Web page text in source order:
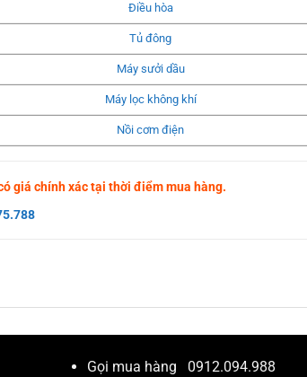
Điều hòa
Tủ đông
Máy sưởi dầu
Máy lọc không khí
Nồi cơm điện
giá chính xác tại thời điểm mua hàng.
Gọi mua hàng 0912.094.988